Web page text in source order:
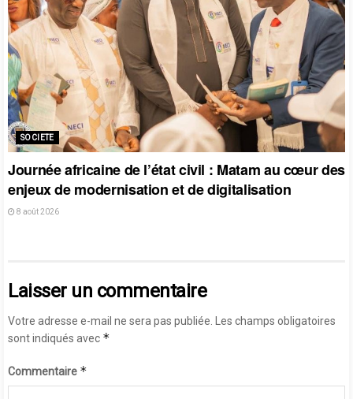
SOCIETE
Journée africaine de l’état civil : Matam au cœur des
enjeux de modernisation et de digitalisation
8 août 2026
Laisser un commentaire
Votre adresse e-mail ne sera pas publiée.
Les champs obligatoires
sont indiqués avec *
Commentaire *